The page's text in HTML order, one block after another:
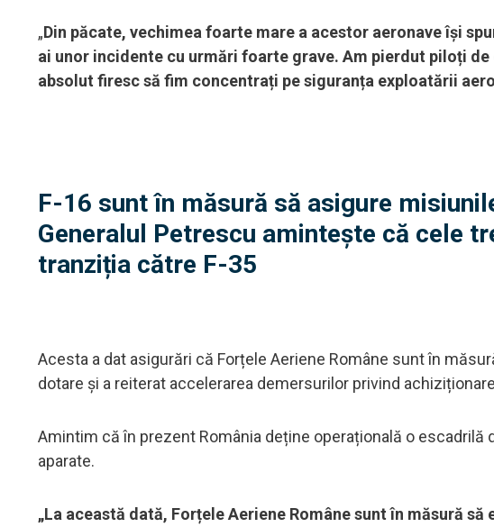
„Din păcate, vechimea foarte mare a acestor aeronave își
ai unor incidente cu urmări foarte grave. Am pierdut piloți
absolut firesc să fim concentrați pe siguranța exploatării
F-16 sunt în măsură să asigure
Generalul Petrescu amintește că cele
tranziția către F-35
Acesta a dat asigurări că Forțele Aeriene Române sunt în
dotare și a reiterat accelerarea demersurilor privind
Amintim că în prezent România deține operațională o
aparate.
„La această dată, Forțele Aeriene Române sunt în măsură